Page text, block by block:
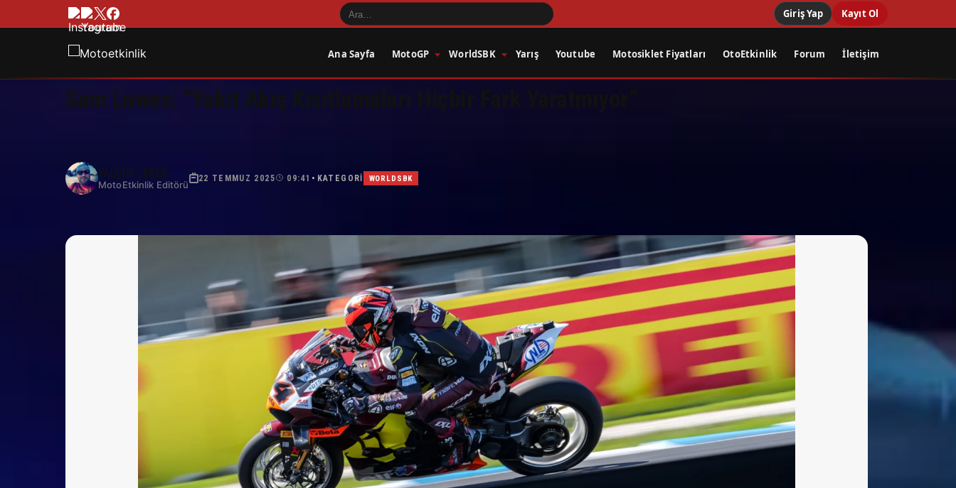
Giriş Yap Kayıt Ol
Ana Sayfa MotoGP WorldSBK Yarış Youtube Motosiklet Fiyatları OtoEtkinlik Forum İletişim
Sam Lowes: “Yakıt Akış Kısıtlamaları Hiçbir Fark Yaratmıyor”
YALÇIN ÇEKER
MotoEtkinlik Editörü
22 TEMMUZ 2025 09:41 • KATEGORI WORLDSBK